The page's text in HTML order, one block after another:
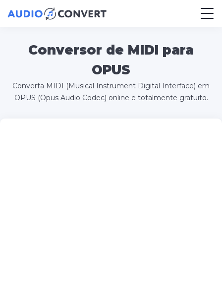
Conversor de MIDI para
OPUS
Converta MIDI (Musical Instrument Digital Interface) em
OPUS (Opus Audio Codec) online e totalmente gratuito.